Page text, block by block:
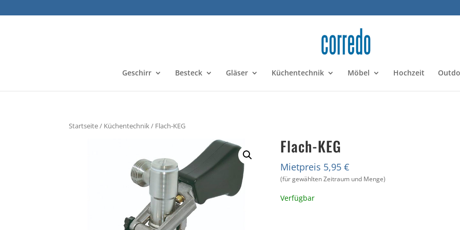
Geschirr Besteck Gläser Küchentechnik Möbel Hochzeit
Startseite/ Küchentechnik/ Flach-KEG
Flach-KEG
Mietpreis 5,95 €
(für gewählten Zeitraum und Menge)
Verfügbar